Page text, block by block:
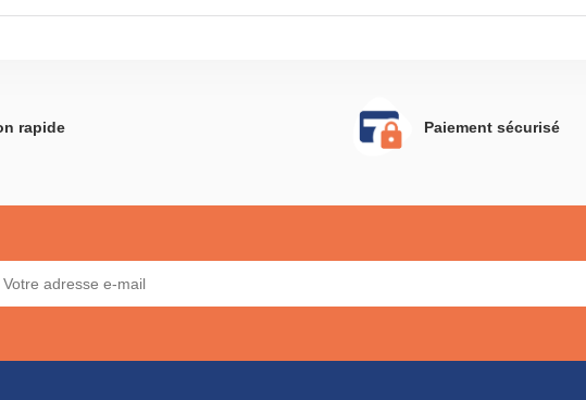
rapide Paiement sécurisé